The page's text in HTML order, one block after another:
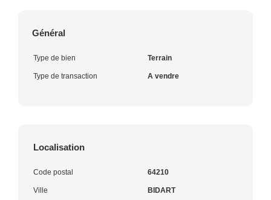
Général
Type de bien Terrain
Type de transaction A vendre
Localisation
Code postal 64210
Ville BIDART